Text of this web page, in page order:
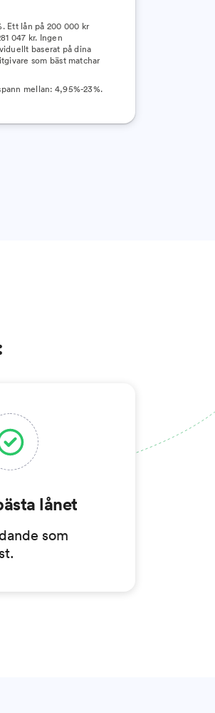
Ett lån på 200 000 kr
047 kr. Ingen
baserat på dina
som bäst matchar
mellan: 4,95%-23%.
lånet
som